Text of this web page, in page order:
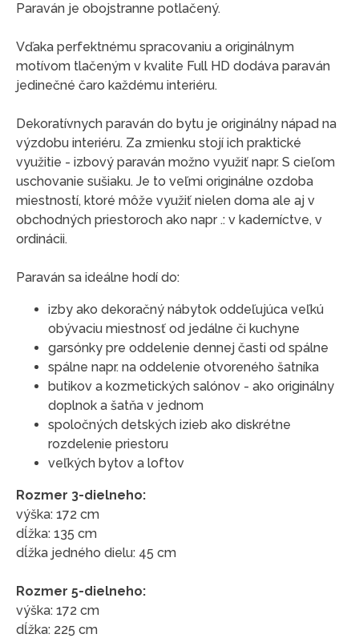
Paraván je obojstranne potlačený.
Vďaka perfektnému spracovaniu a originálnym
motívom tlačeným v kvalite Full HD dodáva paraván
jedinečné čaro každému interiéru.
Dekoratívnych paraván do bytu je originálny nápad na
výzdobu interiéru. Za zmienku stojí ich praktické
využitie - izbový paraván možno využiť napr. S cieľom
uschovanie sušiaku. Je to veľmi originálne ozdoba
miestností, ktoré môže využiť nielen doma ale aj v
obchodných priestoroch ako napr .: v kaderníctve, v
ordinácii.
Paraván sa ideálne hodí do:
izby ako dekoračný nábytok oddeľujúca veľkú
obývaciu miestnosť od jedálne či kuchyne
garsónky pre oddelenie dennej časti od spálne
spálne napr. na oddelenie otvoreného šatníka
butikov a kozmetických salónov - ako originálny
doplnok a šatňa v jednom
spoločných detských izieb ako diskrétne
rozdelenie priestoru
veľkých bytov a loftov
Rozmer 3-dielneho:
výška: 172 cm
dĺžka: 135 cm
dĺžka jedného dielu: 45 cm
Rozmer 5-dielneho:
výška: 172 cm
dĺžka: 225 cm